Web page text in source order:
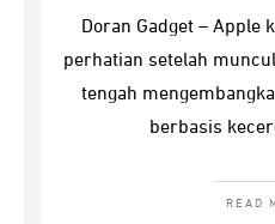
Doran Gadget – Apple
perhatian setelah
tengah
berbasis
READ